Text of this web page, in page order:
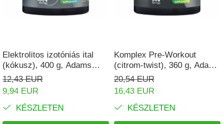
Elektrolitos izotóniás ital
(kókusz), 400 g, Adams
Supplements
12,43 EUR
9,94 EUR
KÉSZLETEN
Komplex Pre-Workout
(citrom-twist), 360 g, Adams
Supplements
20,54 EUR
16,43 EUR
KÉSZLETEN